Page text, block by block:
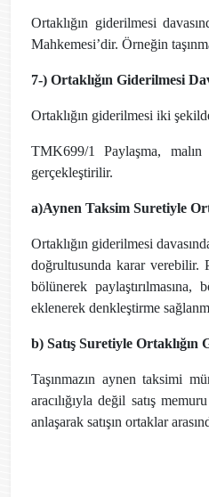
Ortaklığın giderilmesi
Mahkemesi’dir. Örneğin
7-) Ortaklığın Giderilmesi
Ortaklığın giderilmesi iki
TMK699/1 Paylaşma,
gerçekleştirilir.
a)Aynen Taksim Suretiyle
Ortaklığın giderilmesi
doğrultusunda karar verebilir.
bölünerek
eklenerek denkleştirme
b) Satış Suretiyle Ortaklığın
Taşınmazın aynen taksimi
aracılığıyla değil satış
anlaşarak satışın ortaklar